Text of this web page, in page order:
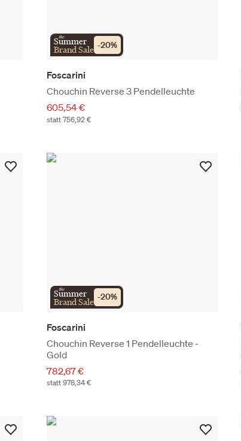
the
Summer
Brand Sale -20%
Foscarini
Chouchin Reverse 3 Pendelleuchte
605,54 €
statt 756,92 €
the
Summer
Brand Sale -20%
Foscarini
Chouchin Reverse 1 Pendelleuchte -
Gold
782,67 €
statt 978,34 €